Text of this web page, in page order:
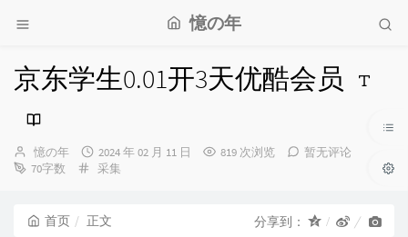
憶の年
京东学生0.01开3天优酷会员
博
主：
憶の年
发
布
2024 年 02 月 11 日 819 次浏览
暂无评论
70字数
分
采集
首页 正文 分享到：